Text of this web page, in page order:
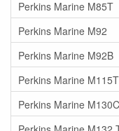
Perkins Marine M85T
Perkins Marine M92
Perkins Marine M92B
Perkins Marine M115T
Perkins Marine M130C